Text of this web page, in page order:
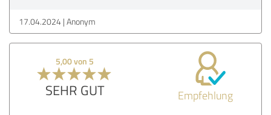
17.04.2024 Anonym
5,00 von 5
SEHR GUT Empfehlung